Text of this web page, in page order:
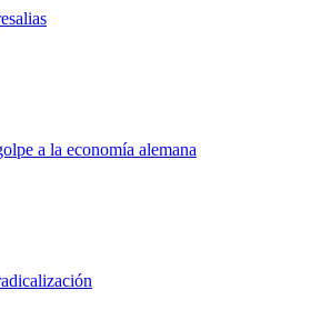
a la economía alemana